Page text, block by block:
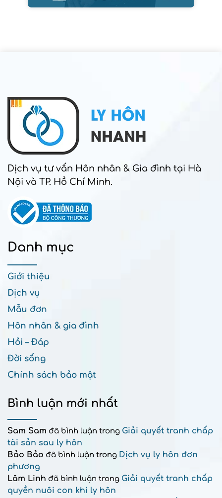
Dịch vụ tư vấn Hôn nhân & Gia đình tại Hà
Nội và TP. Hồ Chí Minh.
Danh mục
Giới thiệu
Dịch vụ
Mẫu đơn
Hôn nhân & gia đình
Hỏi – Đáp
Đời sống
Chính sách bảo mật
Bình luận mới nhất
Sam Sam đã bình luận trong Giải quyết tranh chấp
tài sản sau ly hôn
Bảo Bảo đã bình luận trong Dịch vụ ly hôn đơn
phương
Lâm Linh đã bình luận trong Giải quyết tranh chấp
quyền nuôi con khi ly hôn